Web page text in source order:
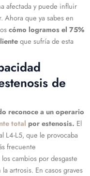
afectada y puede influir
Ahora que ya sabes en
cómo logramos el 75%
que sufría de esta
de
reconoce a un operario
total por estenosis. El
L4-L5, que le provocaba
frecuente
cambios por desgaste
artrosis. En casos graves